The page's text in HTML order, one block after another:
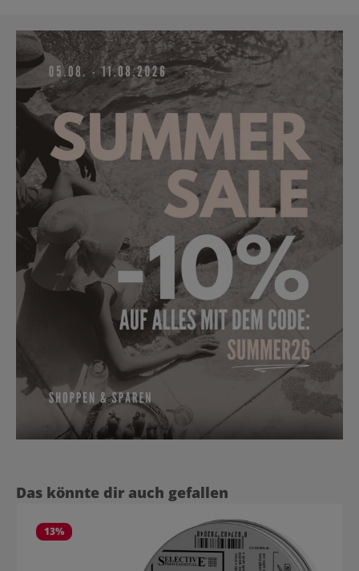
Produktgalerie überspringen
Das könnte dir auch gefallen
13%